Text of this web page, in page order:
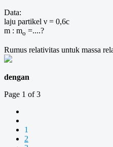
Data:
laju partikel ν = 0,6c
m : mo =....?
Rumus relativitas untuk massa
dengan
Page 1 of 3
1
2